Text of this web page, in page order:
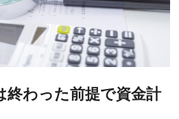
終わった前提で資金計